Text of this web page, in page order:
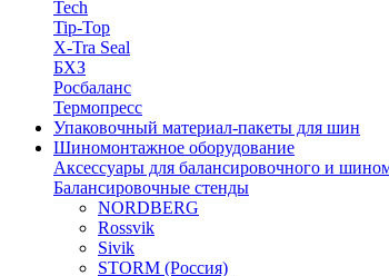
Tech
Tip-Top
X-Tra Seal
БХЗ
Росбаланс
Термопресс
Упаковочный материал-пакеты для шин
Шиномонтажное оборудование
Аксессуары для балансировочного и
Балансировочные стенды
NORDBERG
Rossvik
Sivik
STORM (Россия)